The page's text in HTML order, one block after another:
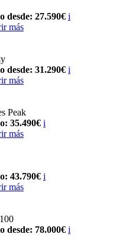
desde: 27.590€ i
más
desde: 31.290€ i
más
Peak
35.490€ i
más
43.790€ i
más
desde: 78.000€ i